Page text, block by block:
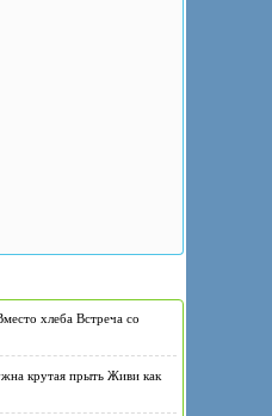
хлеба Встреча со
крутая прыть Живи как